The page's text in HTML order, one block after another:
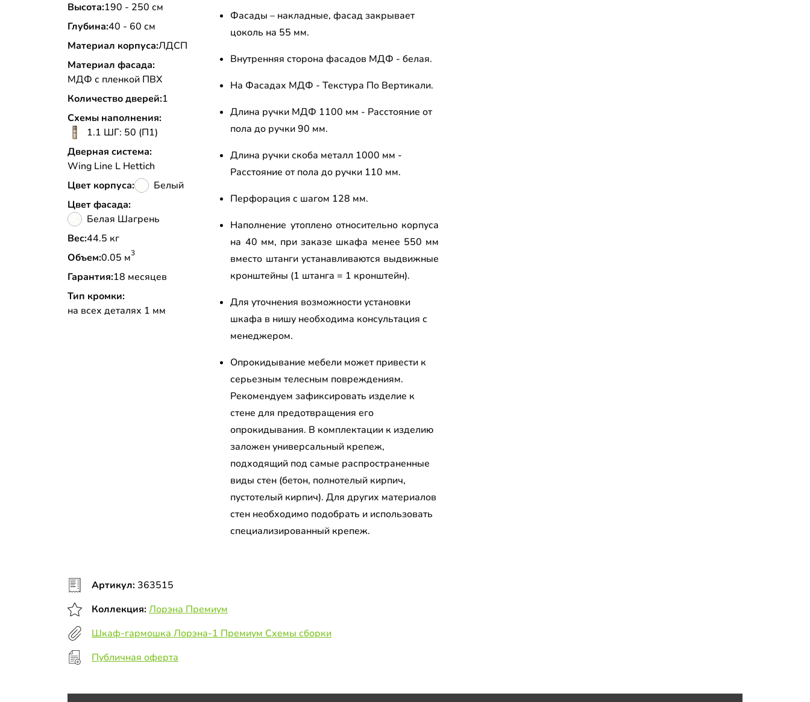
Высота:190 - 250 см
Глубина:40 - 60 см
Материал корпуса:ЛДСП
Материал фасада:
МДФ с пленкой ПВХ
Количество дверей:1
Схемы наполнения:
1.1 ШГ: 50 (П1)
Дверная система:
Wing Line L Hettich
Цвет корпуса:
Белый
Цвет фасада:
Белая Шагрень
Вес:
44.5 кг
Объем:
0.05 м3
Гарантия:18 месяцев
Тип кромки:
на всех деталях 1 мм
Фасады – накладные, фасад закрывает
цоколь на 55 мм.
Внутренняя сторона фасадов МДФ - белая.
На Фасадах МДФ - Текстура По Вертикали.
Длина ручки МДФ 1100 мм - Расстояние от
пола до ручки 90 мм.
Длина ручки скоба металл 1000 мм -
Расстояние от пола до ручки 110 мм.
Перфорация с шагом 128 мм.
Наполнение утоплено относительно корпуса
на 40 мм, при заказе шкафа менее 550 мм
вместо штанги устанавливаются выдвижные
кронштейны (1 штанга = 1 кронштейн).
Для уточнения возможности установки
шкафа в нишу необходима консультация с
менеджером.
Опрокидывание мебели может привести к
серьезным телесным повреждениям.
Рекомендуем зафиксировать изделие к
стене для предотвращения его
опрокидывания. В комплектации к изделию
заложен универсальный крепеж,
подходящий под самые распространенные
виды стен (бетон, полнотелый кирпич,
пустотелый кирпич). Для других материалов
стен необходимо подобрать и использовать
специализированный крепеж.
Артикул: 363515
Коллекция:Лорэна Премиум
Шкаф-гармошка Лорэна-1 Премиум Схемы сборки
Публичная оферта